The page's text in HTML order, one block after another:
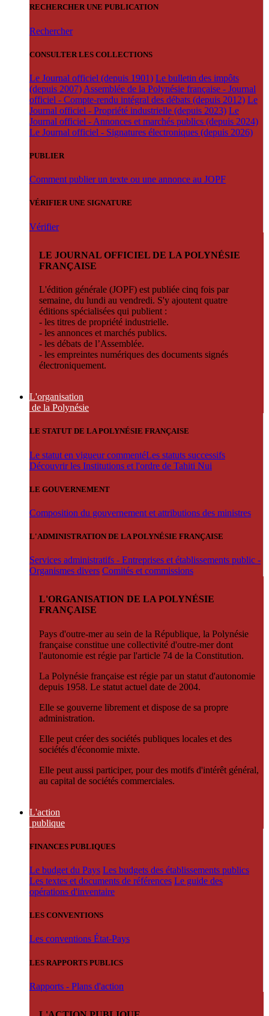
RECHERCHER UNE PUBLICATION
Rechercher
CONSULTER LES COLLECTIONS
Le Journal officiel (depuis 1901) Le bulletin des impôts
(depuis 2007) Assemblée de la Polynésie française - Journal
officiel - Compte-rendu intégral des débats (depuis 2012) Le
Journal officiel - Propriété industrielle (depuis 2023) Le
Journal officiel - Annonces et marchés publics (depuis 2024)
Le Journal officiel - Signatures électroniques (depuis 2026)
PUBLIER
Comment publier un texte ou une annonce au JOPF
VÉRIFIER UNE SIGNATURE
Vérifier
LE JOURNAL OFFICIEL DE LA POLYNÉSIE
FRANÇAISE
L'édition générale (JOPF) est publiée cinq fois par
semaine, du lundi au vendredi. S'y ajoutent quatre
éditions spécialisées qui publient :
- les titres de propriété industrielle.
- les annonces et marchés publics.
- les débats de l’Assemblée.
- les empreintes numériques des documents signés
électroniquement.
L'organisation
de la Polynésie
LE STATUT DE LA POLYNÉSIE FRANÇAISE
Le statut en vigueur commentéLes statuts successifs
Découvrir les Institutions et l'ordre de Tahiti Nui
LE GOUVERNEMENT
Composition du gouvernement et attributions des ministres
L'ADMINISTRATION DE LA POLYNÉSIE FRANÇAISE
Services administratifs - Entreprises et établissements public -
Organismes divers Comités et commissions
L'ORGANISATION DE LA POLYNÉSIE
FRANÇAISE
Pays d'outre-mer au sein de la République, la Polynésie
française constitue une collectivité d'outre-mer dont
l'autonomie est régie par l'article 74 de la Constitution.
La Polynésie française est régie par un statut d'autonomie
depuis 1958. Le statut actuel date de 2004.
Elle se gouverne librement et dispose de sa propre
administration.
Elle peut créer des sociétés publiques locales et des
sociétés d'économie mixte.
Elle peut aussi participer, pour des motifs d'intérêt général,
au capital de sociétés commerciales.
L'action
publique
FINANCES PUBLIQUES
Le budget du Pays Les budgets des établissements publics
Les textes et documents de références Le guide des
opérations d'inventaire
LES CONVENTIONS
Les conventions État-Pays
LES RAPPORTS PUBLICS
Rapports - Plans d'action